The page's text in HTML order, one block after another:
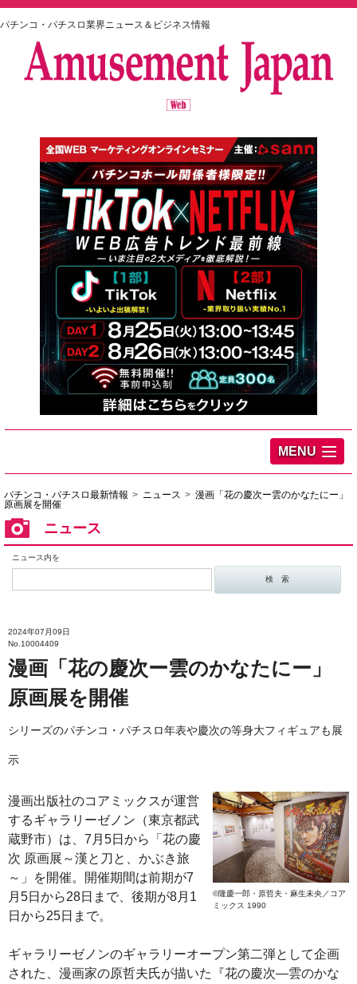
パチンコ・パチスロ業界ニュース＆ビジネス情報
MENU
パチンコ・パチスロ最新情報 ニュース
漫画「花の慶次ー雲のかなたにー」
原画展を開催
ニュース
ニュース内を
2024年07月09日
No.10004409
漫画「花の慶次ー雲のかなたにー」
原画展を開催
シリーズのパチンコ・パチスロ年表や慶次の等身大フィギュアも展
示
©隆慶一郎・原哲夫・麻生未央／コア
ミックス 1990
漫画出版社のコアミックスが運営
するギャラリーゼノン（東京都武
蔵野市）は、7月5日から「花の慶
次 原画展～漢と刀と、かぶき旅
～」を開催。開催期間は前期が7
月5日から28日まで、後期が8月1
日から25日まで。
ギャラリーゼノンのギャラリーオープン第二弾として企画
された、漫画家の原哲夫氏が描いた『花の慶次―雲のかな